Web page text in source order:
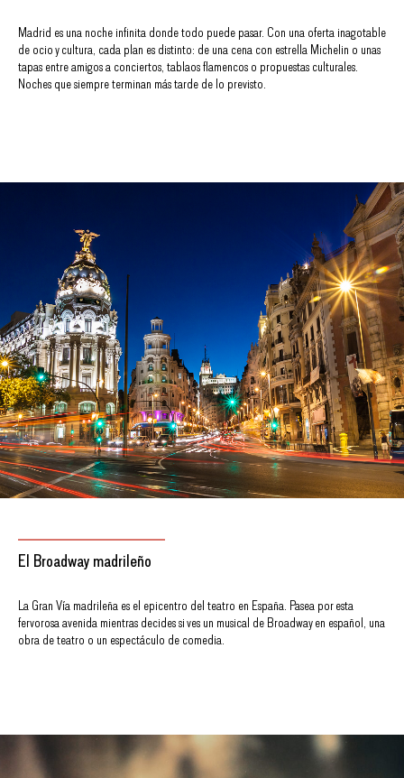
Madrid es una noche infinita donde todo puede pasar. Con una oferta inagotable
de ocio y cultura, cada plan es distinto: de una cena con estrella Michelin o unas
tapas entre amigos a conciertos, tablaos flamencos o propuestas culturales.
Noches que siempre terminan más tarde de lo previsto.
El Broadway madrileño
La Gran Vía madrileña es el epicentro del teatro en España. Pasea por esta
fervorosa avenida mientras decides si ves un musical de Broadway en español, una
obra de teatro o un espectáculo de comedia.